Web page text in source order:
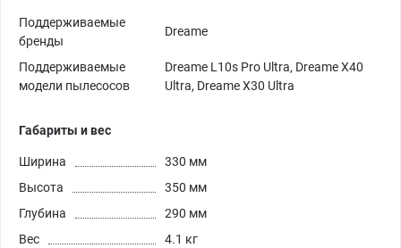
Поддерживаемые
бренды
Dreame
Поддерживаемые
модели пылесосов
Dreame L10s Pro Ultra, Dreame X40
Ultra, Dreame X30 Ultra
Габариты и вес
Ширина
330 мм
Высота
350 мм
Глубина
290 мм
Вес
4.1 кг